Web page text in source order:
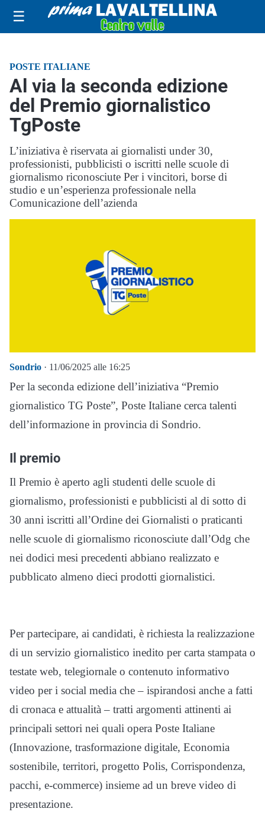
☰
POSTE ITALIANE
Al via la seconda edizione
del Premio giornalistico
TgPoste
L’iniziativa è riservata ai giornalisti under 30,
professionisti, pubblicisti o iscritti nelle scuole di
giornalismo riconosciute Per i vincitori, borse di
studio e un’esperienza professionale nella
Comunicazione dell’azienda
Sondrio · 11/06/2025 alle 16:25
Per la seconda edizione dell’iniziativa “Premio
giornalistico TG Poste”, Poste Italiane cerca talenti
dell’informazione in provincia di Sondrio.
Il premio
Il Premio è aperto agli studenti delle scuole di
giornalismo, professionisti e pubblicisti al di sotto di
30 anni iscritti all’Ordine dei Giornalisti o praticanti
nelle scuole di giornalismo riconosciute dall’Odg che
nei dodici mesi precedenti abbiano realizzato e
pubblicato almeno dieci prodotti giornalistici.
Per partecipare, ai candidati, è richiesta la realizzazione
di un servizio giornalistico inedito per carta stampata o
testate web, telegiornale o contenuto informativo
video per i social media che – ispirandosi anche a fatti
di cronaca e attualità – tratti argomenti attinenti ai
principali settori nei quali opera Poste Italiane
(Innovazione, trasformazione digitale, Economia
sostenibile, territori, progetto Polis, Corrispondenza,
pacchi, e-commerce) insieme ad un breve video di
presentazione.